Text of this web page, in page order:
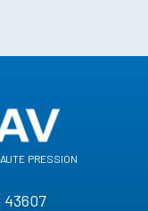
pression
43607